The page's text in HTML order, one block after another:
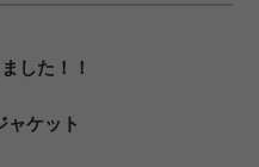
した！！
ャケット